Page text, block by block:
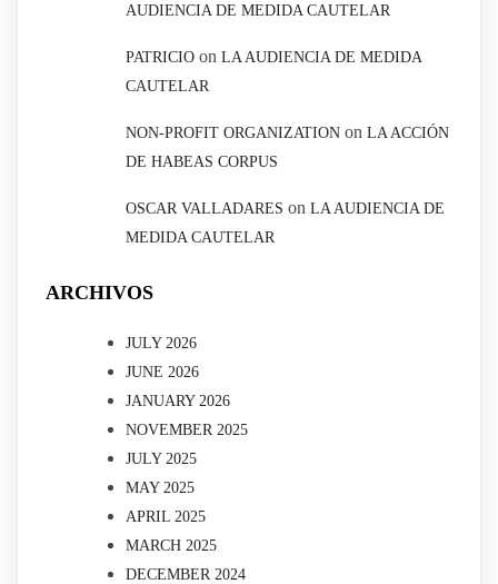
AUDIENCIA DE MEDIDA CAUTELAR
PATRICIO on LA AUDIENCIA DE MEDIDA
CAUTELAR
NON-PROFIT ORGANIZATION on LA ACCIÓN
DE HABEAS CORPUS
OSCAR VALLADARES on LA AUDIENCIA DE
MEDIDA CAUTELAR
ARCHIVOS
JULY 2026
JUNE 2026
JANUARY 2026
NOVEMBER 2025
JULY 2025
MAY 2025
APRIL 2025
MARCH 2025
DECEMBER 2024